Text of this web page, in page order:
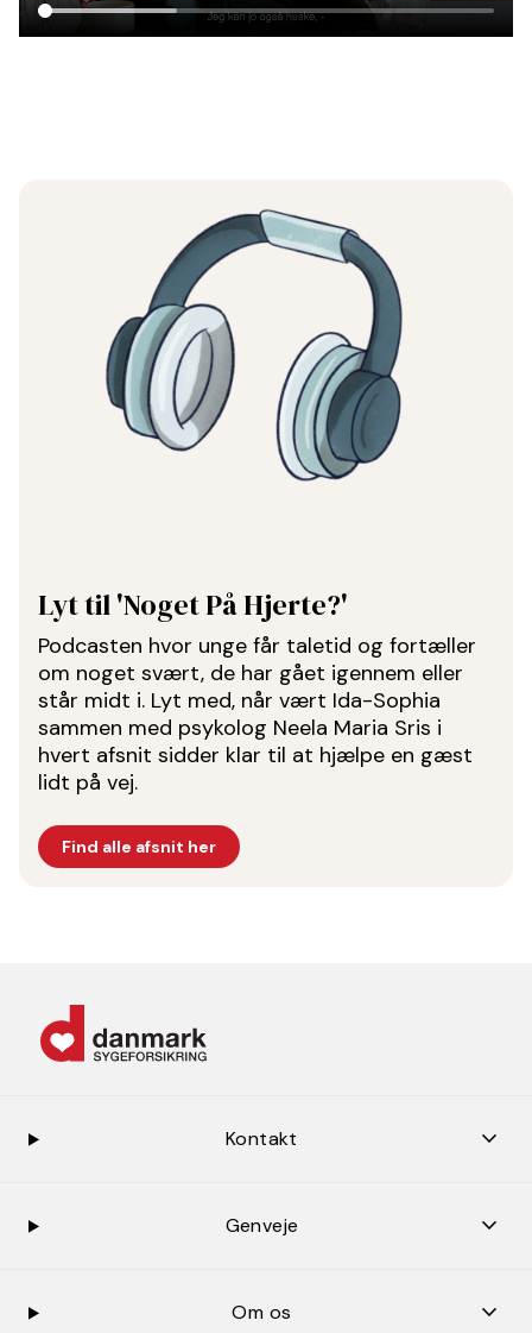
Lyt til 'Noget På Hjerte?'
Podcasten hvor unge får taletid og fortæller
om noget svært, de har gået igennem eller
står midt i. Lyt med, når vært Ida-Sophia
sammen med psykolog Neela Maria Sris i
hvert afsnit sidder klar til at hjælpe en gæst
lidt på vej.
Find alle afsnit her
Kontakt
Genveje
Om os